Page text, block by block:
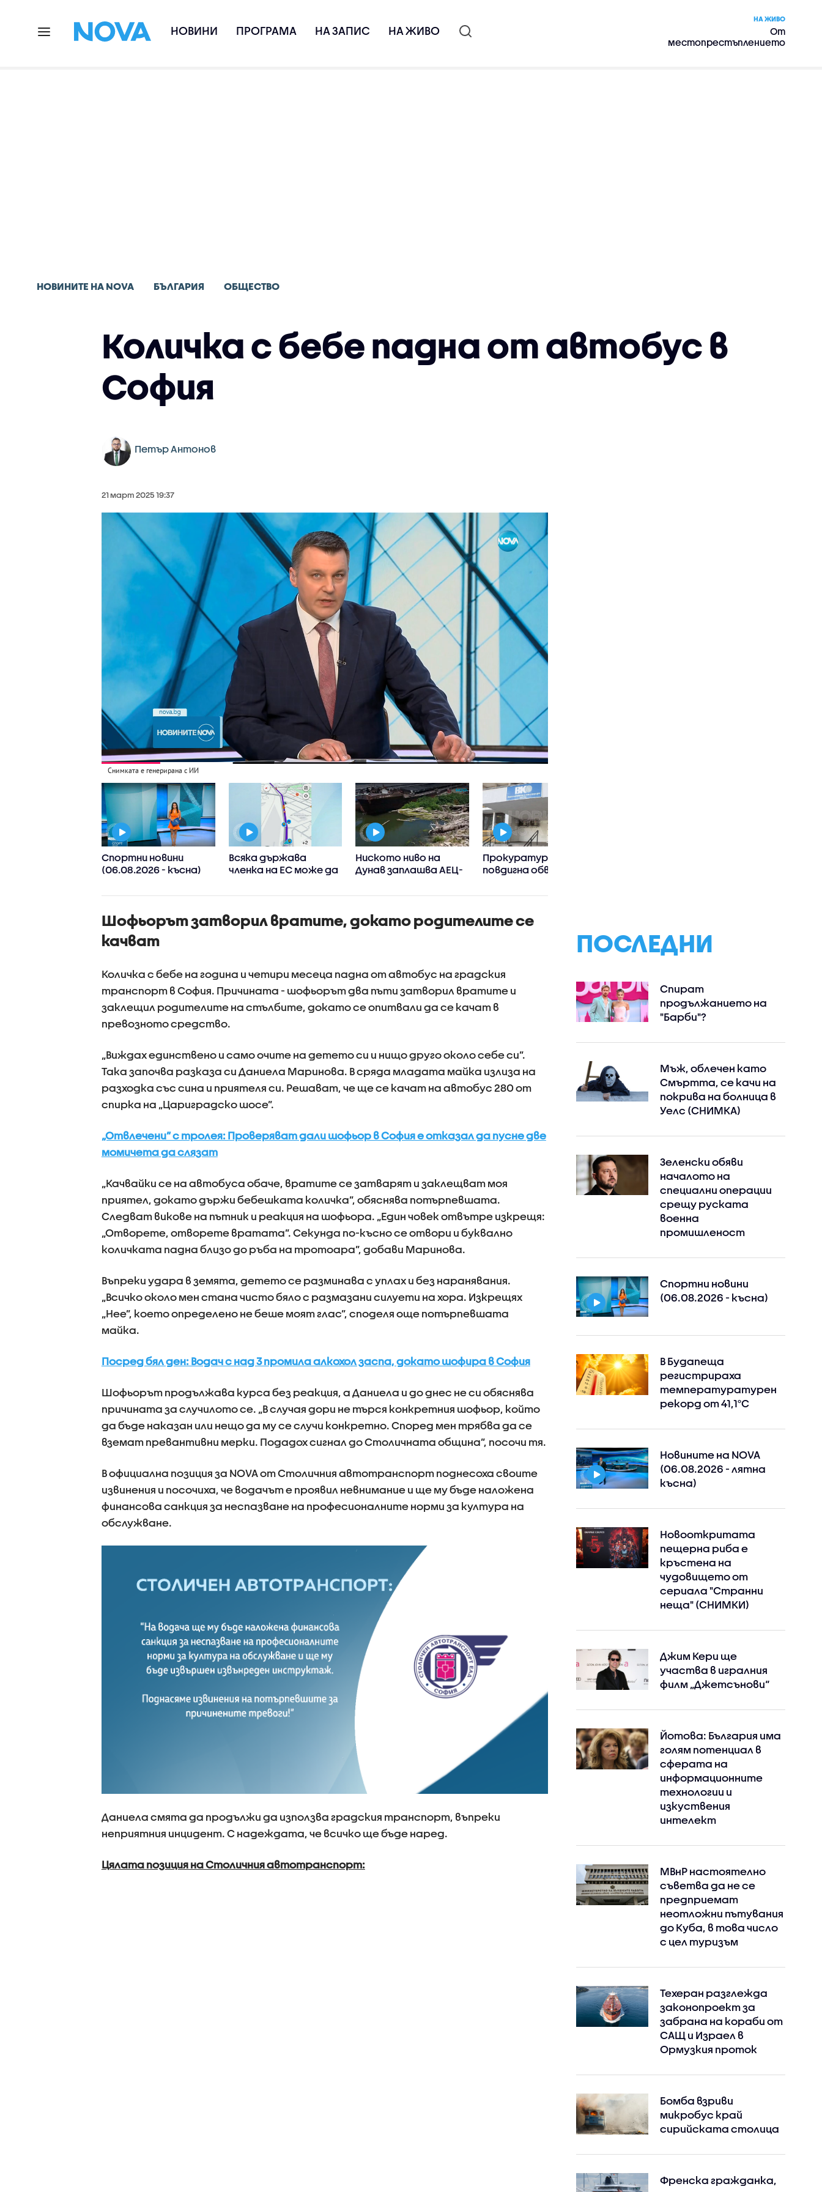
НОВИНИ ПРОГРАМА НА ЗАПИС НА ЖИВО
НА ЖИВО
От
местопрестъплението
НОВИНИТЕ НА NOVA БЪЛГАРИЯ ОБЩЕСТВО
Количка с бебе падна от автобус в
София
Петър Антонов
21 март 2025 19:37
Снимката е генерирана с ИИ
Спортни новини
(06.08.2026 - късна)
Всяка държава
членка на ЕС може да
споделянето в
информация къде има
проверки на пътя
Ниското ниво на
Дунав заплашва АЕЦ-
Прокуратурата
повдигна обвинения
Бургас
Шофьорът затворил вратите, докато родителите се
качват
Количка с бебе на година и четири месеца падна от автобус на градския
транспорт в София. Причината - шофьорът два пъти затворил вратите и
заклещил родителите на стълбите, докато се опитвали да се качат в
превозното средство.
„Виждах единствено и само очите на детето си и нищо друго около себе си”.
Така започва разказа си Даниела Маринова. В сряда младата майка излиза на
разходка със сина и приятеля си. Решават, че ще се качат на автобус 280 от
спирка на „Цариградско шосе”.
„Отвлечени” с тролея: Проверяват дали шофьор в София е отказал да пусне две
момичета да слязат
„Качвайки се на автобуса обаче, вратите се затварят и заклещват моя
приятел, докато държи бебешката количка”, обяснява потърпевшата.
Следват викове на пътник и реакция на шофьора. „Един човек отвътре изкрещя:
„Отворете, отворете вратата”. Секунда по-късно се отвори и буквално
количката падна близо до ръба на тротоара”, добави Маринова.
Въпреки удара в земята, детето се разминава с уплах и без наранявания.
„Всичко около мен стана чисто бяло с размазани силуети на хора. Изкрещях
„Нее”, което определено не беше моят глас”, споделя още потърпевшата
майка.
Посред бял ден: Водач с над 3 промила алкохол заспа, докато шофира в София
Шофьорът продължава курса без реакция, а Даниела и до днес не си обяснява
причината за случилото се. „В случая дори не търся конкретния шофьор, който
да бъде наказан или нещо да му се случи конкретно. Според мен трябва да се
вземат превантивни мерки. Подадох сигнал до Столичната община”, посочи тя.
В официална позиция за NOVA от Столичния автотранспорт поднесоха своите
извинения и посочиха, че водачът е проявил невнимание и ще му бъде наложена
финансова санкция за неспазване на професионалните норми за култура на
обслужване.
Даниела смята да продължи да използва градския транспорт, въпреки
неприятния инцидент. С надеждата, че всичко ще бъде наред.
Цялата позиция на Столичния автотранспорт:
ПОСЛЕДНИ
Спират
продължанието на
"Барби"?
Мъж, облечен като
Смъртта, се качи на
покрива на болница в
Уелс (СНИМКА)
Зеленски обяви
началото на
специални операции
срещу руската
военна
промишленост
Спортни новини
(06.08.2026 - късна)
В Будапеща
регистрираха
температуратурен
рекорд от 41,1°C
Новините на NOVA
(06.08.2026 - лятна
късна)
Новооткритата
пещерна риба е
кръстена на
чудовището от
сериала "Странни
неща" (СНИМКИ)
Джим Кери ще
участва в игралния
филм „Джетсънови“
Йотова: България има
голям потенциал в
сферата на
информационните
технологии и
изкуствения
интелект
МВнР настоятелно
съветва да не се
предприемат
неотложни пътувания
до Куба, в това число
с цел туризъм
Техеран разглежда
законопроект за
забрана на кораби от
САЩ и Израел в
Ормузкия проток
Бомба взриви
микробус край
сирийската столица
Френска гражданка,